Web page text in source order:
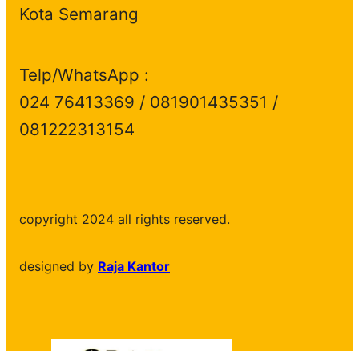
Kota Semarang
Telp/WhatsApp :
024 76413369 / 081901435351 /
081222313154
copyright 2024 all rights reserved.
designed by Raja Kantor